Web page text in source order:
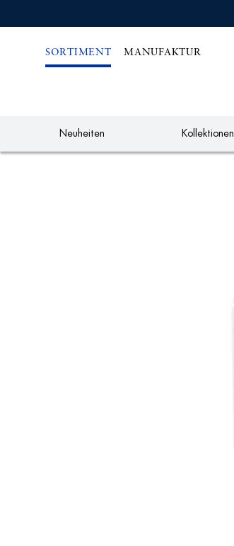
SORTIMENT MANUFAKTUR
Neuheiten Kollektionen